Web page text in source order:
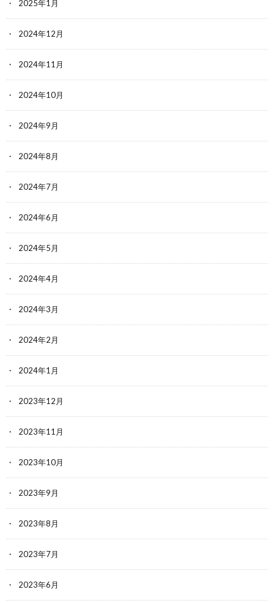
2025年1月
2024年12月
2024年11月
2024年10月
2024年9月
2024年8月
2024年7月
2024年6月
2024年5月
2024年4月
2024年3月
2024年2月
2024年1月
2023年12月
2023年11月
2023年10月
2023年9月
2023年8月
2023年7月
2023年6月